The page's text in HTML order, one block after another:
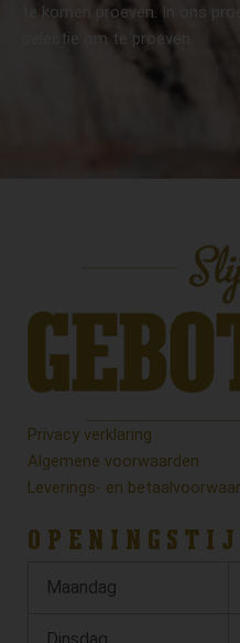
te komen proeven. In ons
selectie om te proeven.
Privacy verklaring
Algemene voorwaarden
Leverings- en
Maandag